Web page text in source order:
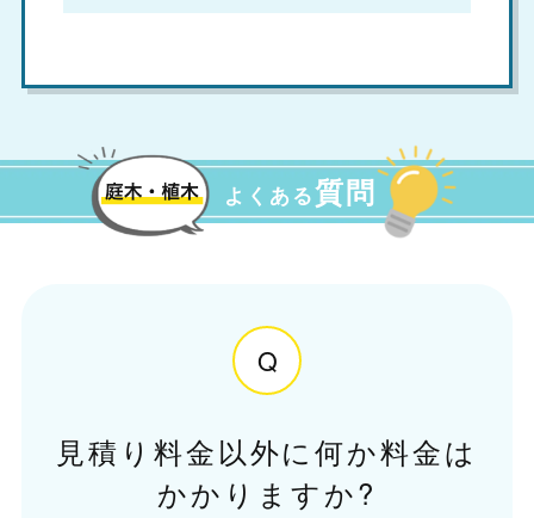
よくある質問
Q
見積り料金以外に何か料金は
かかりますか?